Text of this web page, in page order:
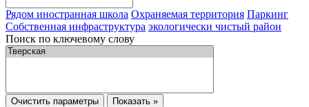
Рядом иностранная школа Охраняемая территория Паркинг
Собственная инфраструктура экологически чистый район
Поиск по ключевому слову
Очистить параметры Показать »